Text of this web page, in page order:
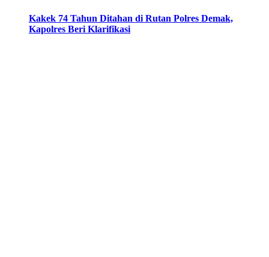
Kakek 74 Tahun Ditahan di Rutan Polres Demak,
Kapolres Beri Klarifikasi